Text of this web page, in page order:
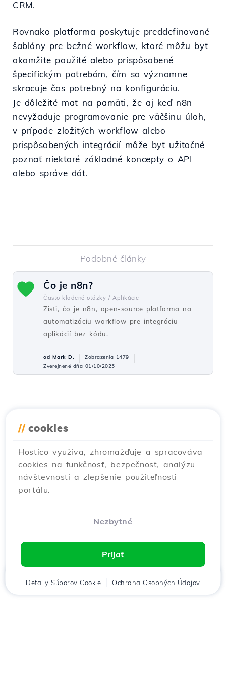
CRM.
Rovnako platforma poskytuje preddefinované
šablóny pre bežné workflow, ktoré môžu byť
okamžite použité alebo prispôsobené
špecifickým potrebám, čím sa významne
skracuje čas potrebný na konfiguráciu.
Je dôležité mať na pamäti, že aj keď n8n
nevyžaduje programovanie pre väčšinu úloh,
v prípade zložitých workflow alebo
prispôsobených integrácií môže byť užitočné
poznať niektoré základné koncepty o API
alebo správe dát.
Podobné články
Čo je n8n?
Často kladené otázky / Aplikácie
Zisti, čo je n8n, open-source platforma na
automatizáciu workflow pre integráciu
aplikácií bez kódu.
od Mark D.
Zobrazenia 1479
Zverejnené dňa 01/10/2025
// cookies
Hostico využíva, zhromažďuje a spracováva
cookies na funkčnosť, bezpečnosť, analýzu
návštevnosti a zlepšenie použiteľnosti
portálu.
Nezbytné
Prijať
Detaily Súborov Cookie Ochrana Osobných Údajov
Domov Klient Košík Chat Menu